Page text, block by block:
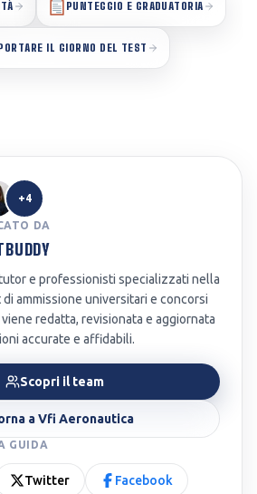
PUNTEGGIO E GRADUATORIA
IL GIORNO DEL TEST
+4
DA
e professionisti specializzati nella
ammissione universitari e concorsi
redatta, revisionata e aggiornata
accurate e affidabili.
Scopri il team
aVfi Aeronautica
GUIDA
Twitter Facebook